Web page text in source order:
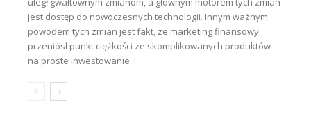
jest dostęp do nowoczesnych technologii. Innym ważnym
powodem tych zmian jest fakt, że marketing finansowy
przeniósł punkt ciężkości ze skomplikowanych produktów
na proste inwestowanie...